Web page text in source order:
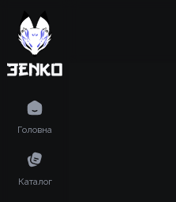
Головна
Каталог